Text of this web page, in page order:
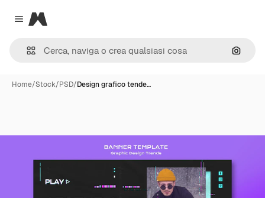
Close menu
Magnific
Cerca
Home/Stock/PSD/Design grafico tende…